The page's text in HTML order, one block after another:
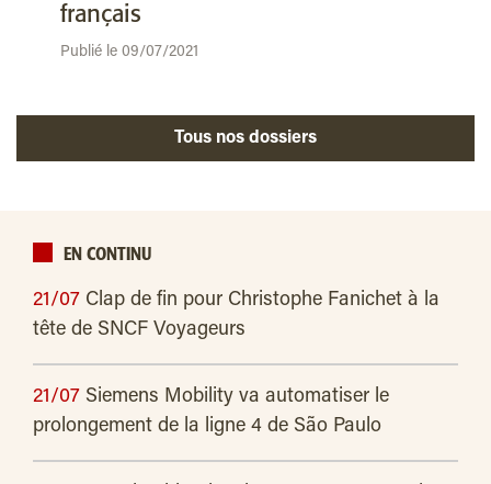
français
Publié le 09/07/2021
Tous nos dossiers
EN CONTINU
21/07 Clap de fin pour Christophe Fanichet à la
tête de SNCF Voyageurs
21/07 Siemens Mobility va automatiser le
prolongement de la ligne 4 de São Paulo